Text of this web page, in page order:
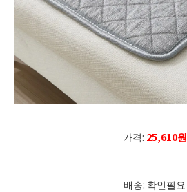
가격: 25,610원
배송: 확인필요